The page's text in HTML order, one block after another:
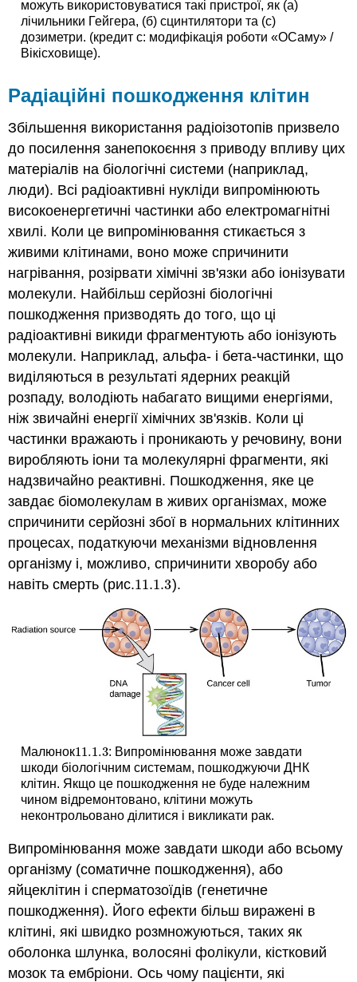
можуть використовуватися такі пристрої, як (а)
лічильники Гейгера, (б) сцинтилятори та (с)
дозиметри. (кредит c: модифікація роботи «ОСаму» /
Вікісховище).
Радіаційні пошкодження клітин
Збільшення використання радіоізотопів призвело
до посилення занепокоєння з приводу впливу цих
матеріалів на біологічні системи (наприклад,
люди). Всі радіоактивні нукліди випромінюють
високоенергетичні частинки або електромагнітні
хвилі. Коли це випромінювання стикається з
живими клітинами, воно може спричинити
нагрівання, розірвати хімічні зв'язки або іонізувати
молекули. Найбільш серйозні біологічні
пошкодження призводять до того, що ці
радіоактивні викиди фрагментують або іонізують
молекули. Наприклад, альфа- і бета-частинки, що
виділяються в результаті ядерних реакцій
розпаду, володіють набагато вищими енергіями,
ніж звичайні енергії хімічних зв'язків. Коли ці
частинки вражають і проникають у речовину, вони
виробляють іони та молекулярні фрагменти, які
надзвичайно реактивні. Пошкодження, яке це
завдає біомолекулам в живих організмах, може
спричинити серйозні збої в нормальних клітинних
процесах, податкуючи механізми відновлення
організму і, можливо, спричинити хворобу або
навіть смерть (рис.11.1.3
11.1.3).
Малюнок11.1.3
11.1.3: Випромінювання може завдати
шкоди біологічним системам, пошкоджуючи ДНК
клітин. Якщо це пошкодження не буде належним
чином відремонтовано, клітини можуть
неконтрольовано ділитися і викликати рак.
Випромінювання може завдати шкоди або всьому
організму (соматичне пошкодження), або
яйцеклітин і сперматозоїдів (генетичне
пошкодження). Його ефекти більш виражені в
клітині, які швидко розмножуються, таких як
оболонка шлунка, волосяні фолікули, кістковий
мозок та ембріони. Ось чому пацієнти, які